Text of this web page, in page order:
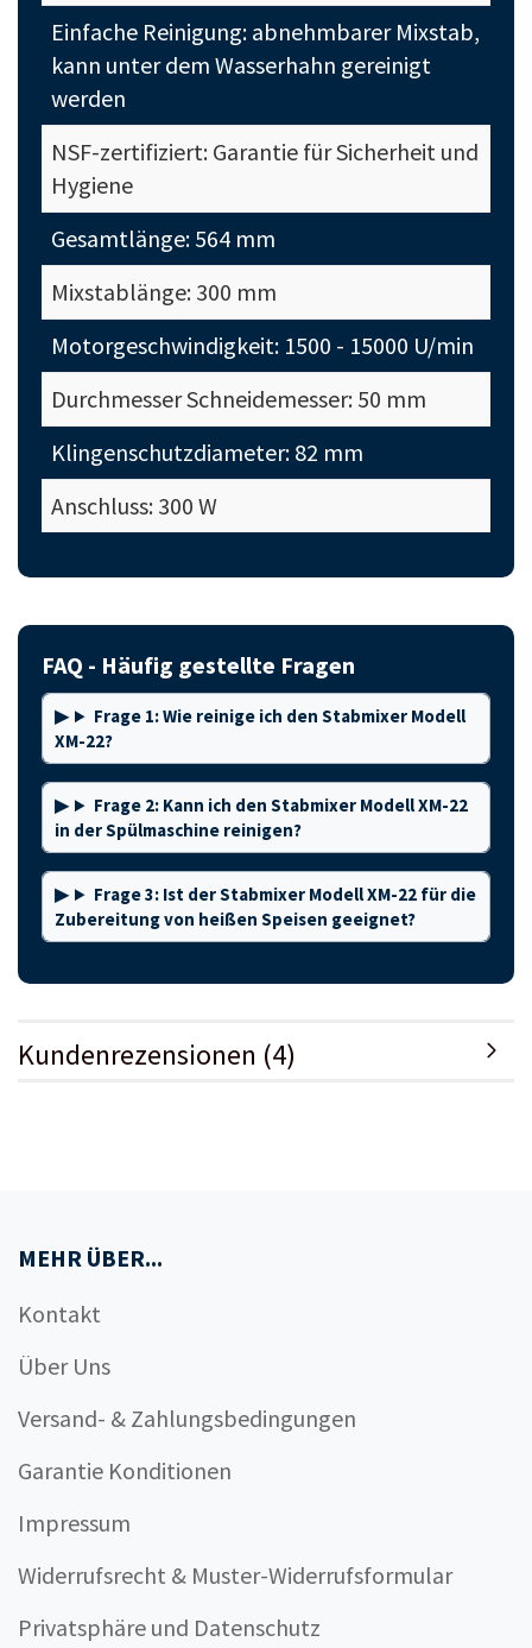
Einfache Reinigung: abnehmbarer Mixstab,
kann unter dem Wasserhahn gereinigt
werden
NSF-zertifiziert: Garantie für Sicherheit und
Hygiene
Gesamtlänge: 564 mm
Mixstablänge: 300 mm
Motorgeschwindigkeit: 1500 - 15000 U/min
Durchmesser Schneidemesser: 50 mm
Klingenschutzdiameter: 82 mm
Anschluss: 300 W
FAQ - Häufig gestellte Fragen
Frage 1: Wie reinige ich den Stabmixer Modell
XM-22?
Frage 2: Kann ich den Stabmixer Modell XM-22
in der Spülmaschine reinigen?
Frage 3: Ist der Stabmixer Modell XM-22 für die
Zubereitung von heißen Speisen geeignet?
Kundenrezensionen (4)
MEHR ÜBER...
Kontakt
Über Uns
Versand- & Zahlungsbedingungen
Garantie Konditionen
Impressum
Widerrufsrecht & Muster-Widerrufsformular
Privatsphäre und Datenschutz